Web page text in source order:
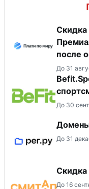
после
До 31
До 30
Домены
До 31
Скидка
До 16